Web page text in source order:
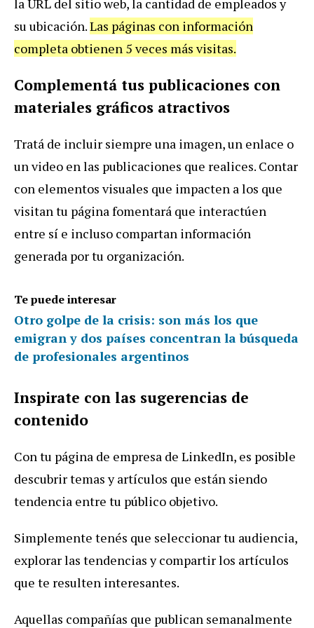
la URL del sitio web, la cantidad de empleados y
su ubicación.Las páginas con información
completa obtienen 5 veces más visitas.
Complementá tus publicaciones con
materiales gráficos atractivos
Tratá de incluir siempre una imagen, un enlace o
un video en las publicaciones que realices. Contar
con elementos visuales que impacten a los que
visitan tu página fomentará que interactúen
entre sí e incluso compartan información
generada por tu organización.
Te puede interesar
Otro golpe de la crisis: son más los que
emigran y dos países concentran la búsqueda
de profesionales argentinos
Inspirate con las sugerencias de
contenido
Con tu página de empresa de LinkedIn, es posible
descubrir temas y artículos que están siendo
tendencia entre tu público objetivo.
Simplemente tenés que seleccionar tu audiencia,
explorar las tendencias y compartir los artículos
que te resulten interesantes.
Aquellas compañías que publican semanalmente